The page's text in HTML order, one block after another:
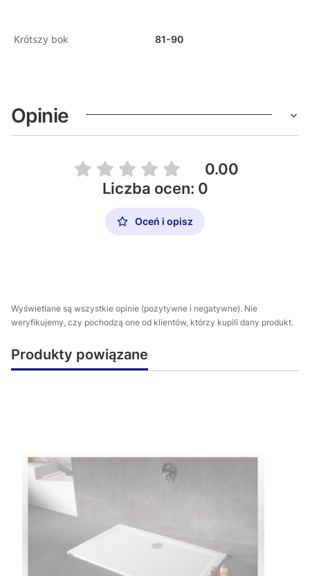
Krótszy bok 81-90
Opinie
0.00
Liczba ocen: 0
Oceń i opisz
Wyświetlane są wszystkie opinie (pozytywne i negatywne). Nie
weryfikujemy, czy pochodzą one od klientów, którzy kupili dany produkt.
Produkty powiązane